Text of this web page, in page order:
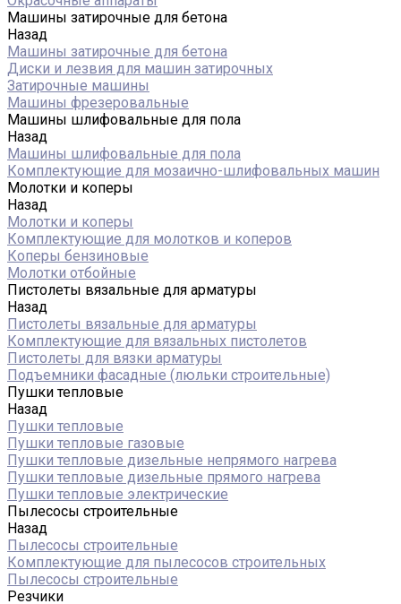
Машины затирочные для бетона
Назад
Машины затирочные для бетона
Диски и лезвия для машин затирочных
Затирочные машины
Машины фрезеровальные
Машины шлифовальные для пола
Назад
Машины шлифовальные для пола
Комплектующие для мозаично-шлифовальных машин
Молотки и коперы
Назад
Молотки и коперы
Комплектующие для молотков и коперов
Коперы бензиновые
Молотки отбойные
Пистолеты вязальные для арматуры
Назад
Пистолеты вязальные для арматуры
Комплектующие для вязальных пистолетов
Пистолеты для вязки арматуры
Подъемники фасадные (люльки строительные)
Пушки тепловые
Назад
Пушки тепловые
Пушки тепловые газовые
Пушки тепловые дизельные непрямого нагрева
Пушки тепловые дизельные прямого нагрева
Пушки тепловые электрические
Пылесосы строительные
Назад
Пылесосы строительные
Комплектующие для пылесосов строительных
Пылесосы строительные
Резчики